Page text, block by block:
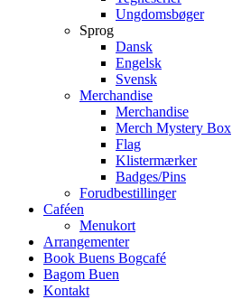
Ungdomsbøger
Sprog
Dansk
Engelsk
Svensk
Merchandise
Merchandise
Merch Mystery Box
Flag
Klistermærker
Badges/Pins
Forudbestillinger
Caféen
Menukort
Arrangementer
Book Buens Bogcafé
Bagom Buen
Kontakt